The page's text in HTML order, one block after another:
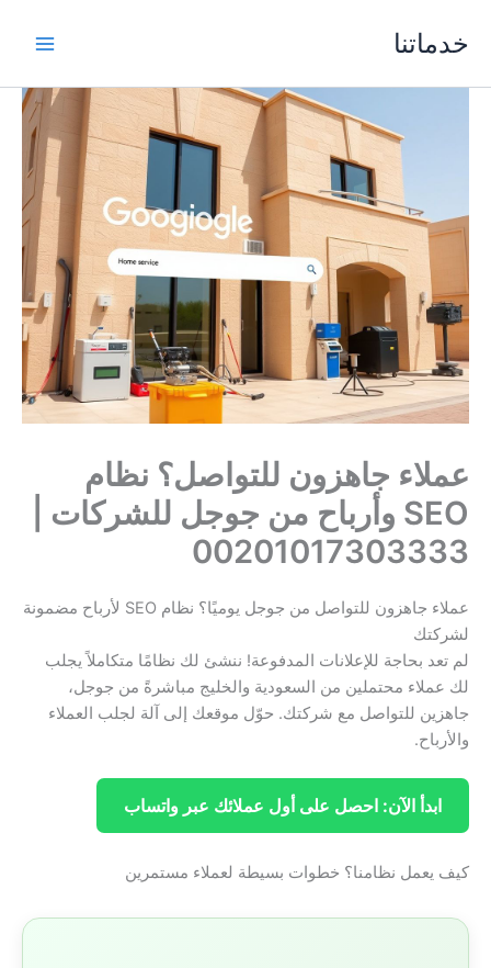
خدماتنا
عملاء جاهزون للتواصل؟ نظام
SEO وأرباح من جوجل للشركات |
00201017303333
عملاء جاهزون للتواصل من جوجل يوميًا؟ نظام SEO لأرباح مضمونة
لشركتك
لم تعد بحاجة للإعلانات المدفوعة! ننشئ لك نظامًا متكاملاً يجلب
لك عملاء محتملين من السعودية والخليج مباشرةً من جوجل،
جاهزين للتواصل مع شركتك. حوّل موقعك إلى آلة لجلب العملاء
والأرباح.
ابدأ الآن: احصل على أول عملائك عبر واتساب
كيف يعمل نظامنا؟ خطوات بسيطة لعملاء مستمرين